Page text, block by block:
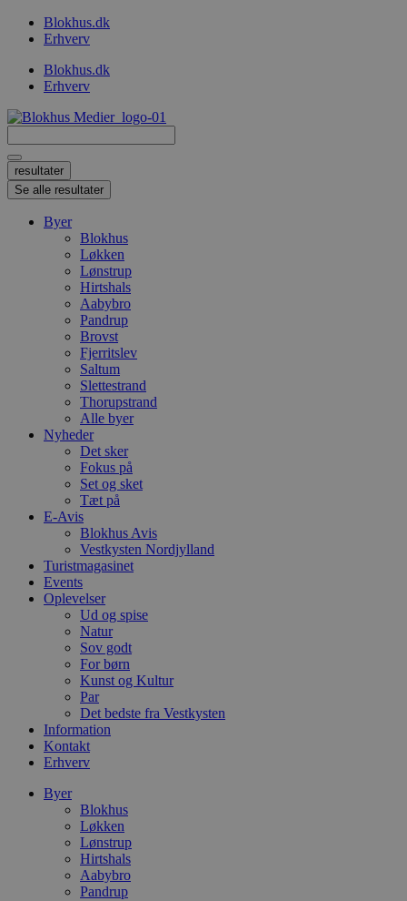
VidereBlokhus.dk
Erhverv
Blokhus.dk
Erhverv
...
resultater
Se alle resultater
Byer
Blokhus
Løkken
Lønstrup
Hirtshals
Aabybro
Pandrup
Brovst
Fjerritslev
Saltum
Slettestrand
Thorupstrand
Alle byer
Nyheder
Det sker
Fokus på
Set og sket
Tæt på
E-Avis
Blokhus Avis
Vestkysten Nordjylland
Turistmagasinet
Events
Oplevelser
Ud og spise
Natur
Sov godt
For børn
Kunst og Kultur
Par
Det bedste fra Vestkysten
Information
Kontakt
Erhverv
Byer
Blokhus
Løkken
Lønstrup
Hirtshals
Aabybro
Pandrup